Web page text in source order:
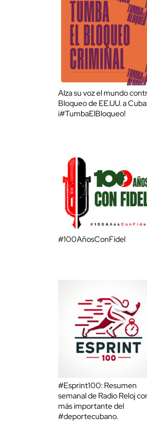
Alza su voz el mundo
Bloqueo de EE.UU. a
¡#TumbaElBloqueo!
#100AñosConFidel
#Esprint100: Resumen
semanal de Radio Reloj
más importante del
#deportecubano.